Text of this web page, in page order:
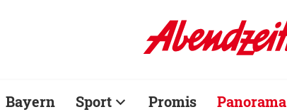
Bayern Sport Promis Panorama